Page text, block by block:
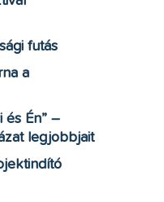
futás
a
és Én” –
legjobbjait